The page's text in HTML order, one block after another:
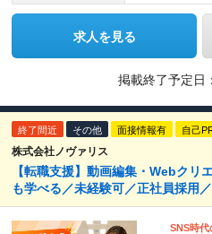
求人を見る
掲載終了予定日：
終了間近 その他 面接情報有 自己
株式会社ノヴァリス
【転職支援】動画編集・Webクリ
も学べる／未経験可／正社員採用
SNS時